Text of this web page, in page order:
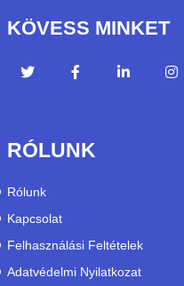
KÖVESS MINKET
RÓLUNK
Rólunk
Kapcsolat
Felhasználási Feltételek
Adatvédelmi Nyilatkozat